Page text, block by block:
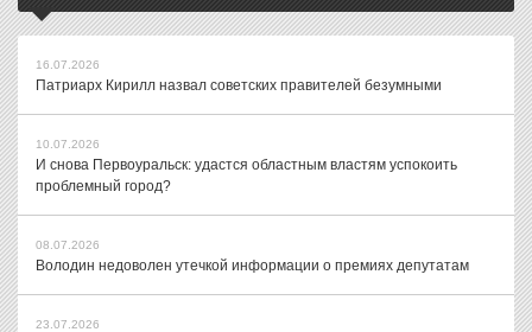
16.07.2026
Патриарх Кирилл назвал советских правителей безумными
10.07.2026
И снова Первоуральск: удастся областным властям успокоить
проблемный город?
08.07.2026
Володин недоволен утечкой информации о премиях депутатам
23.07.2026